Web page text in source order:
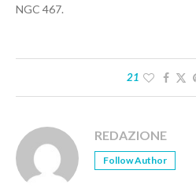
NGC 467.
21
REDAZIONE
Follow Author